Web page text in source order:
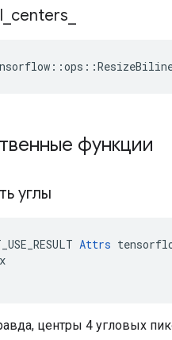
centers
функции
углы
Attrs
центры 4 угловых